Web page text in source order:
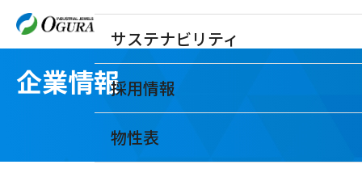
サステナビリティ
採用情報
物性表
企業情報